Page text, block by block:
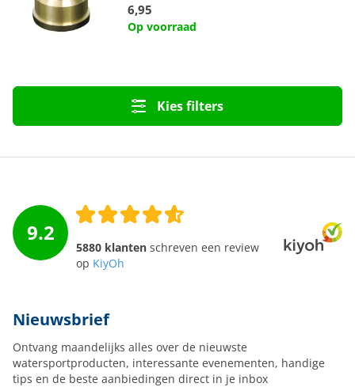
6,95
Op voorraad
Kies filters
9.2
5880 klanten schreven een review
op KiyOh
Nieuwsbrief
Ontvang maandelijks alles over de nieuwste
watersportproducten, interessante evenementen, handige
tips en de beste aanbiedingen direct in je inbox